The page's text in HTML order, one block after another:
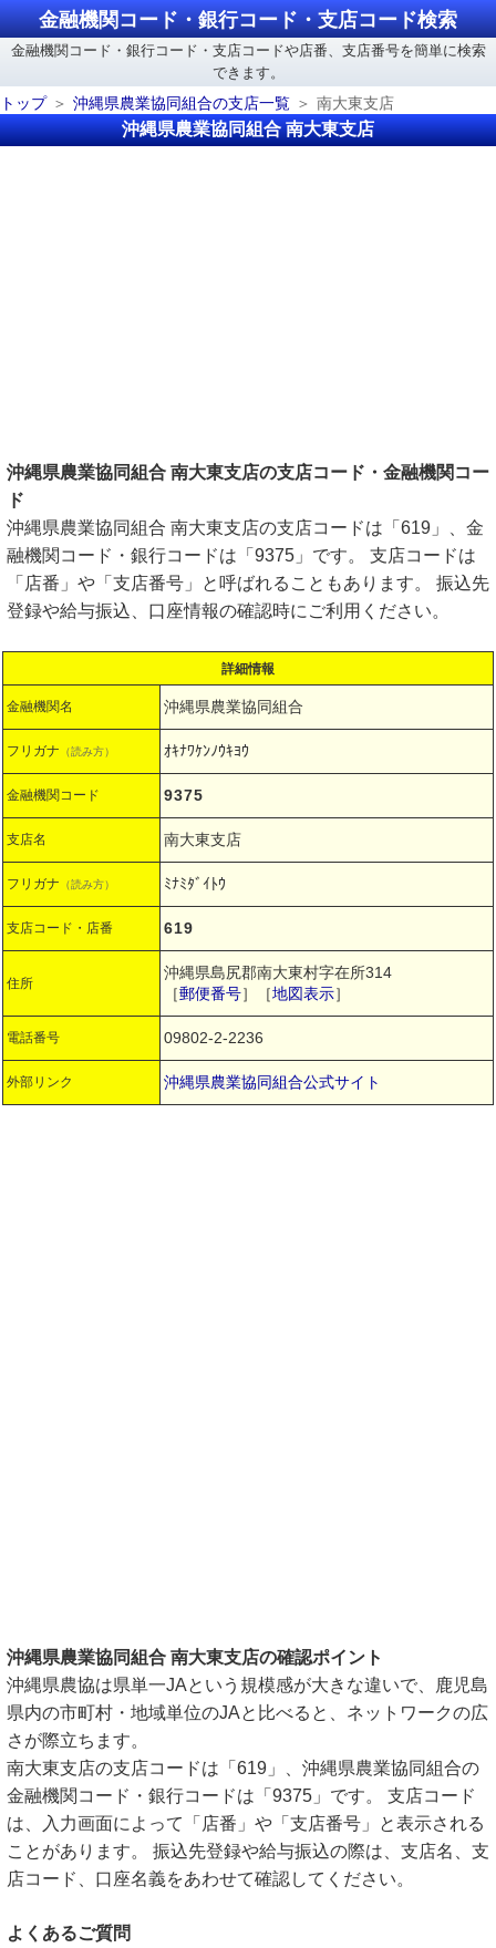
金融機関コード・銀行コード・支店コード検索
金融機関コード・銀行コード・支店コードや店番、支店番号を簡単に検索
できます。
トップ
沖縄県農業協同組合の支店一覧 南大東支店
沖縄県農業協同組合 南大東支店
沖縄県農業協同組合 南大東支店の支店コード・金融機関コー
ド
沖縄県農業協同組合 南大東支店の支店コードは「619」、金
融機関コード・銀行コードは「9375」です。 支店コードは
「店番」や「支店番号」と呼ばれることもあります。 振込先
登録や給与振込、口座情報の確認時にご利用ください。
詳細情報
金融機関名 沖縄県農業協同組合
フリガナ （読み方） ｵｷﾅﾜｹﾝﾉｳｷﾖｳ
金融機関コード 9375
支店名 南大東支店
フリガナ （読み方） ﾐﾅﾐﾀﾞｲﾄｳ
支店コード・店番 619
住所
沖縄県島尻郡南大東村字在所314
［郵便番号］［地図表示］
電話番号 09802-2-2236
外部リンク 沖縄県農業協同組合公式サイト
沖縄県農業協同組合 南大東支店の確認ポイント
沖縄県農協は県単一JAという規模感が大きな違いで、鹿児島
県内の市町村・地域単位のJAと比べると、ネットワークの広
さが際立ちます。
南大東支店の支店コードは「619」、沖縄県農業協同組合の
金融機関コード・銀行コードは「9375」です。 支店コード
は、入力画面によって「店番」や「支店番号」と表示される
ことがあります。 振込先登録や給与振込の際は、支店名、支
店コード、口座名義をあわせて確認してください。
よくあるご質問